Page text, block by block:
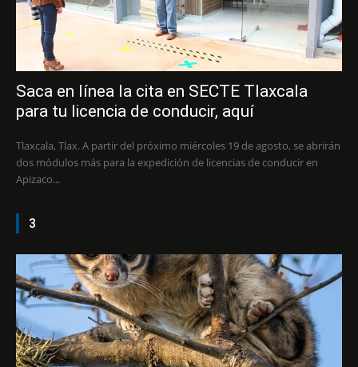
Saca en línea la cita en SECTE Tlaxcala
para tu licencia de conducir, aquí
Tlaxcala, Tlax. A partir del próximo miércoles 19 de agosto, se abrirán
dos módulos más para la expedición de licencias de conducir en
Apizaco...
3